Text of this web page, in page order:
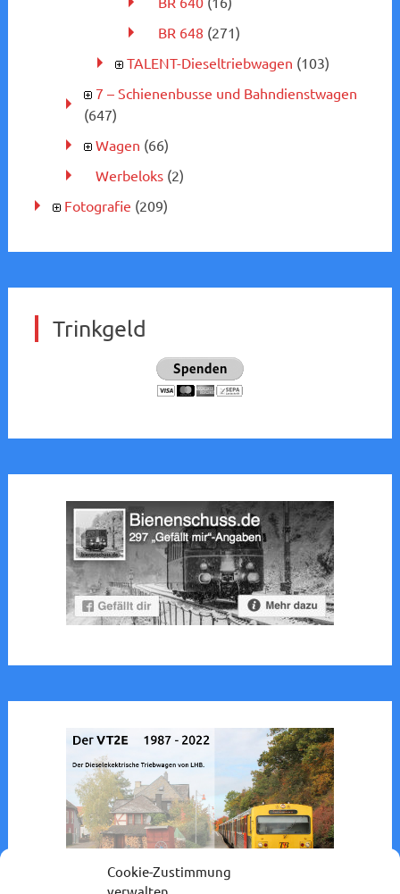
Cookie-Zustimmung
BR 648 (271)
TALENT-Dieseltriebwagen (103)
7 – Schienenbusse und Bahndienstwagen
(647)
Wagen (66)
Werbeloks(2)
Fotografie (209)
Trinkgeld